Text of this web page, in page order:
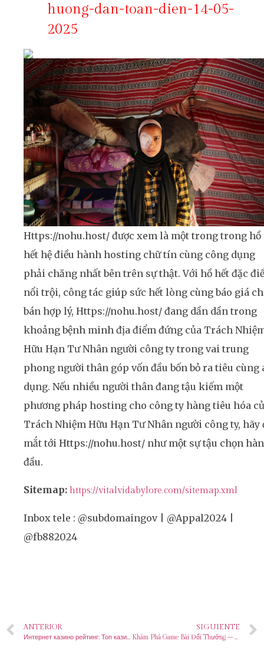
huong-dan-toan-dien-14-05-
2025
Https://nohu.host/ được xem là một trong trong hồ
hết hệ điều hành hosting chữ tín cùng công dụng
phải chăng nhất bên trên sự thật. Với hồ hết đặc
nổi trội, công tác giúp sức hết lòng cùng báo giá
bán hợp lý, Https://nohu.host/ đang dần dần trong
khoảng bệnh minh địa điểm đứng của Trách
Hữu Hạn Tư Nhân người công ty trong vai trung
phong người thân góp vốn đầu bốn bỏ ra tiêu cùng
dụng. Nếu nhiều người thân đang tậu kiếm một
phương pháp hosting cho công ty hàng tiêu hóa
Trách Nhiệm Hữu Hạn Tư Nhân người công ty, hãy
mắt tới Https://nohu.host/ như một sự tậu chọn
đầu.
Sitemap: https://vitalvidabylore.com/sitemap.xml
Inbox tele : @subdomaingov | @Appal2024 |
@fb882024
ANTERIOR
Интернет казино рейтинг: Топ казино с бесплатными бонусами
SIGUIENTE
Khám Phá Game Bài Đổi Thưởng – Cách Chơi, Rủi Ro Và Lợi Ích